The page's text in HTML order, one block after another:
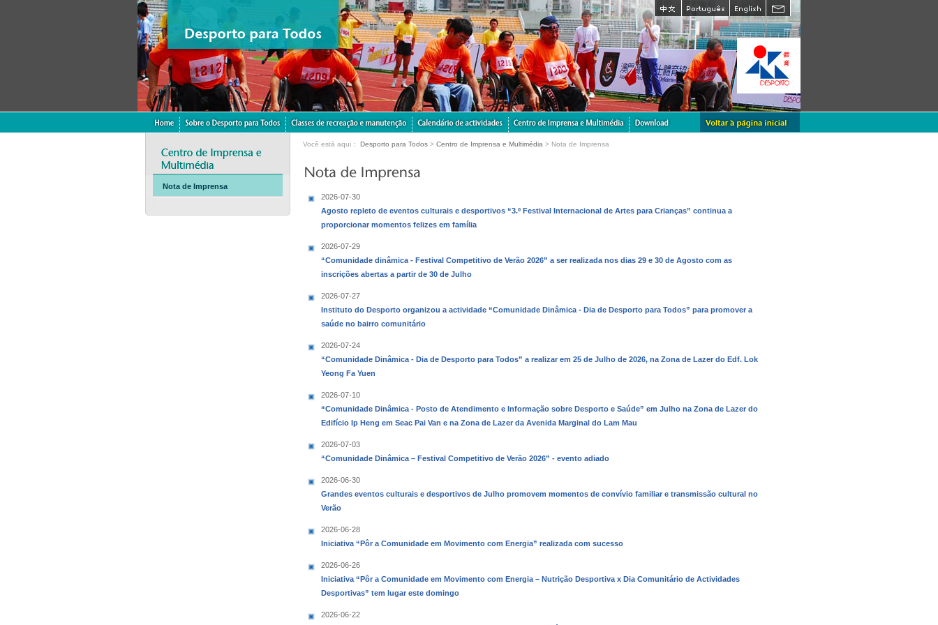
Nota de Imprensa
Você está aqui： Desporto para Todos > Centro de Imprensa e Multimédia > Nota de Imprensa
2026-07-30
Agosto repleto de eventos culturais e desportivos “3.º Festival Internacional de Artes para Crianças” continua a
proporcionar momentos felizes em família
2026-07-29
“Comunidade dinâmica - Festival Competitivo de Verão 2026” a ser realizada nos dias 29 e 30 de Agosto com as
inscrições abertas a partir de 30 de Julho
2026-07-27
Instituto do Desporto organizou a actividade “Comunidade Dinâmica - Dia de Desporto para Todos” para promover a
saúde no bairro comunitário
2026-07-24
“Comunidade Dinâmica - Dia de Desporto para Todos” a realizar em 25 de Julho de 2026, na Zona de Lazer do Edf. Lok
Yeong Fa Yuen
2026-07-10
“Comunidade Dinâmica - Posto de Atendimento e Informação sobre Desporto e Saúde” em Julho na Zona de Lazer do
Edifício Ip Heng em Seac Pai Van e na Zona de Lazer da Avenida Marginal do Lam Mau
2026-07-03
“Comunidade Dinâmica – Festival Competitivo de Verão 2026” - evento adiado
2026-06-30
Grandes eventos culturais e desportivos de Julho promovem momentos de convívio familiar e transmissão cultural no
Verão
2026-06-28
Iniciativa “Pôr a Comunidade em Movimento com Energia” realizada com sucesso
2026-06-26
Iniciativa “Pôr a Comunidade em Movimento com Energia – Nutrição Desportiva x Dia Comunitário de Actividades
Desportivas” tem lugar este domingo
2026-06-22